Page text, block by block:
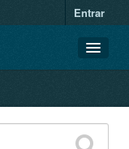
Entrar